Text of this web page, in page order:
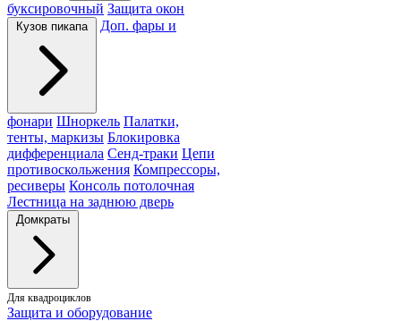
буксировочный Защита окон
Кузов пикапа Доп. фары и
фонари Шноркель Палатки,
тенты, маркизы Блокировка
дифференциала Сенд-траки Цепи
противоскольжения Компрессоры,
ресиверы Консоль потолочная
Лестница на заднюю дверь
Домкраты
Для квадроциклов
Защита и оборудование